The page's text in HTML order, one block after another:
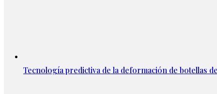
Tecnología predictiva de la deformación de botellas